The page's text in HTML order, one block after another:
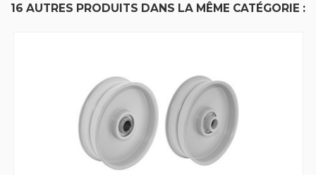
16 AUTRES PRODUITS DANS LA MÊME CATÉGORIE :